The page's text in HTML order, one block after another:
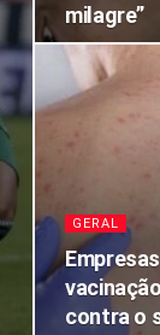
milagre”
GERAL
contra o